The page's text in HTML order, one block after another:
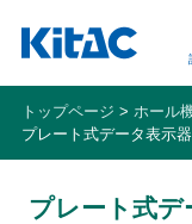
ファンの皆
トップページ
ホール
プレート式データ表示
プレート式